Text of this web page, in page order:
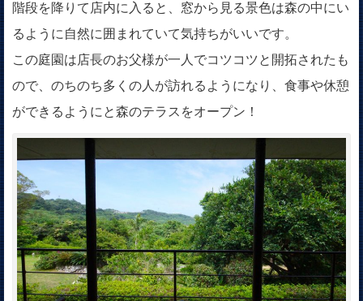
階段を降りて店内に入ると、窓から見る景色は森の中にい
るように自然に囲まれていて気持ちがいいです。
この庭園は店長のお父様が一人でコツコツと開拓されたも
ので、のちのち多くの人が訪れるようになり、食事や休憩
ができるようにと森のテラスをオープン！